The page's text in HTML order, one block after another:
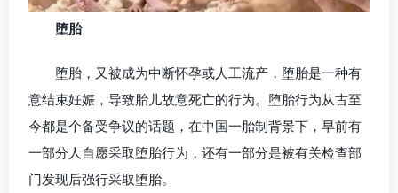
堕胎
堕胎，又被成为中断怀孕或人工流产，堕胎是一种有
意结束妊娠，导致胎儿故意死亡的行为。堕胎行为从古至
今都是个备受争议的话题，在中国一胎制背景下，早前有
一部分人自愿采取堕胎行为，还有一部分是被有关检查部
门发现后强行采取堕胎。